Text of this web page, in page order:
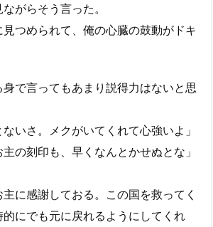
がらそう言った。
つめられて、俺の心臓の鼓動がドキ
身で言ってもあまり説得力はないと思
ないさ。メクがいてくれて心強いよ」
主の刻印も、早くなんとかせぬとな」
主に感謝しておる。この国を救ってく
にでも元に戻れるようにしてくれ